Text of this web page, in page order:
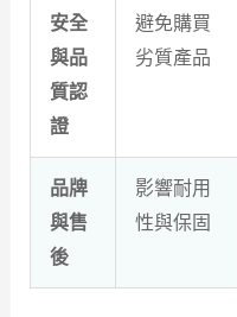
安全
與品
質認
證
避免購買
劣質產品
品牌
與售
後
影響耐用
性與保固